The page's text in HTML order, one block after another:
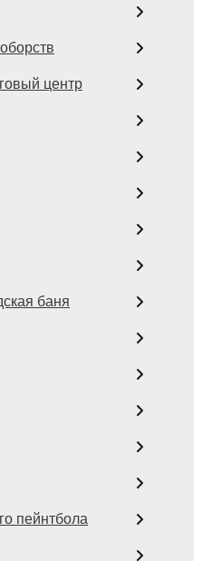
центр
баня
пейнтбола